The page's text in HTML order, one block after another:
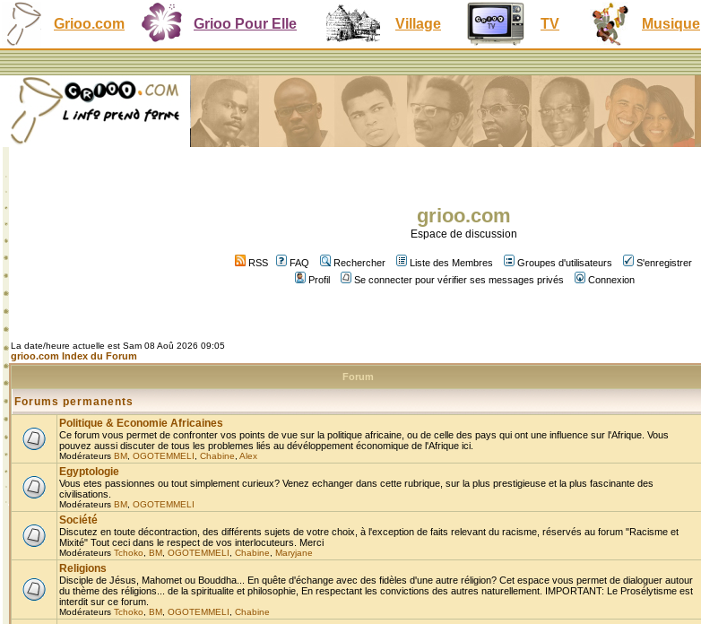
Grioo.com Grioo Pour Elle Village TV Musique
grioo.com
Espace de discussion
RSS FAQ Rechercher Liste des Membres Groupes d'utilisateurs
S'enregistrer
Profil
Se connecter pour vérifier ses messages privés Connexion
La date/heure actuelle est Sam 08 Aoû 2026 09:05
grioo.com Index du Forum
Forum
Forums permanents
Politique & Economie Africaines
Ce forum vous permet de confronter vos points de vue sur la politique africaine, ou de celle des pays qui ont une influence sur l'Afrique. Vous
pouvez aussi discuter de tous les problemes liés au dévéloppement économique de l'Afrique ici.
Modérateurs BM OGOTEMMELI Chabine Alex
Egyptologie
Vous etes passionnes ou tout simplement curieux? Venez echanger dans cette rubrique, sur la plus prestigieuse et la plus fascinante des
civilisations.
Modérateurs BM OGOTEMMELI
Société
Discutez en toute décontraction, des différents sujets de votre choix, à l'exception de faits relevant du racisme, réservés au forum "Racisme et
Mixité" Tout ceci dans le respect de vos interlocuteurs. Merci
Modérateurs Tchoko BM OGOTEMMELI Chabine Maryjane
Religions
Disciple de Jésus, Mahomet ou Bouddha... En quête d'échange avec des fidèles d'une autre réligion? Cet espace vous permet de dialoguer autour
du thème des réligions... de la spiritualite et philosophie, En respectant les convictions des autres naturellement. IMPORTANT: Le Prosélytisme est
interdit sur ce forum.
Modérateurs Tchoko BM OGOTEMMELI Chabine